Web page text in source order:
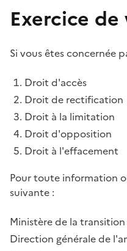
Exercice
Si vous êtes concernée
Droit d'accès
Droit de rectification
Droit à la limitation
Droit d'opposition
Droit à l'effacement
Pour toute information
suivante :
Ministère de la
Direction générale de